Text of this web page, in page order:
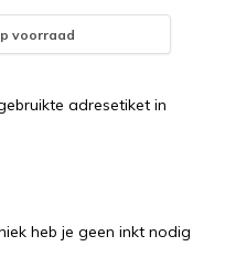
voorraad
adresetiket in
heb je geen inkt nodig